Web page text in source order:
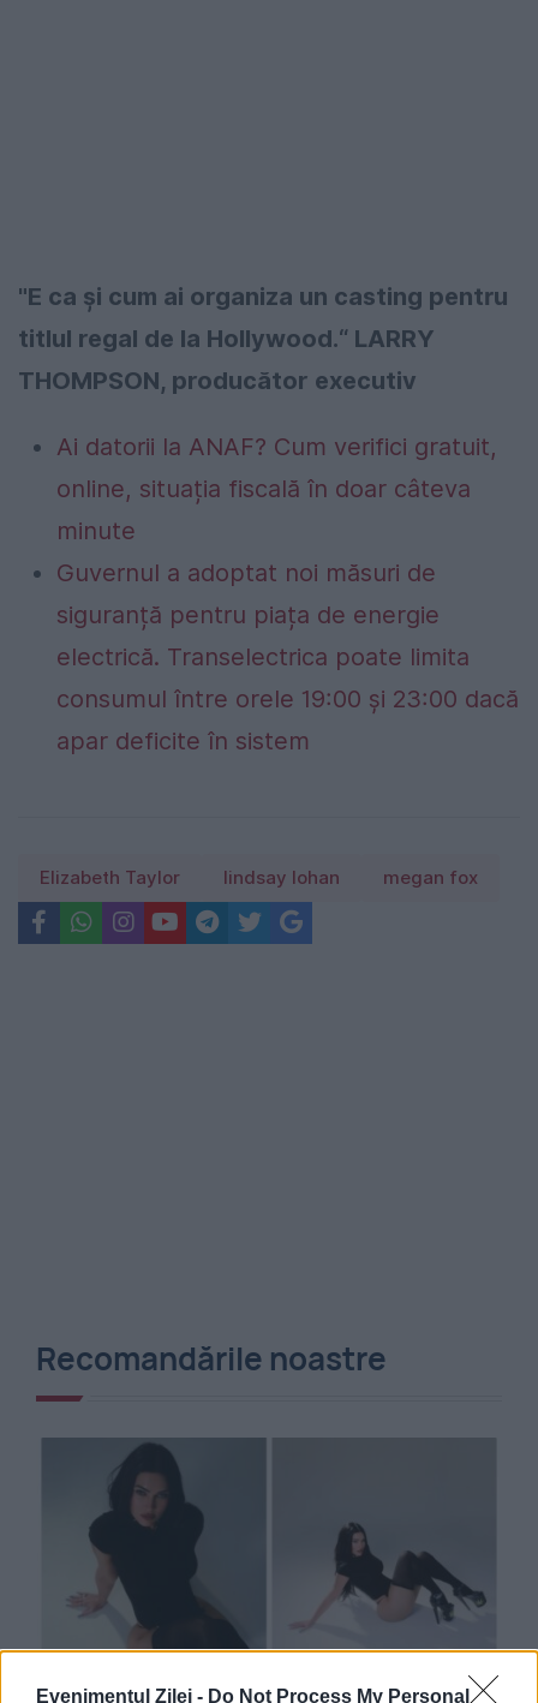
Evenimentul Zilei - Do Not Process My Personal
"E ca şi cum ai organiza un casting pentru
titlul regal de la Hollywood.“ LARRY
THOMPSON, producător executiv
Ai datorii la ANAF? Cum verifici gratuit,
online, situația fiscală în doar câteva
minute
Guvernul a adoptat noi măsuri de
siguranță pentru piața de energie
electrică. Transelectrica poate limita
consumul între orele 19:00 și 23:00 dacă
apar deficite în sistem
Elizabeth Taylor lindsay lohan megan fox
Recomandările noastre